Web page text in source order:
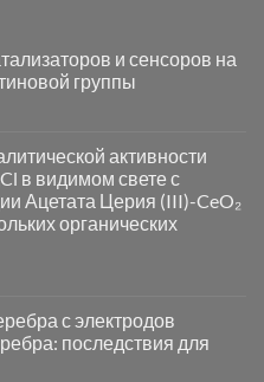
и сенсоров на
группы
активности
в видимом свете с
Ацетата Церия (III)-CeO₂
органических
с электродов
последствия для